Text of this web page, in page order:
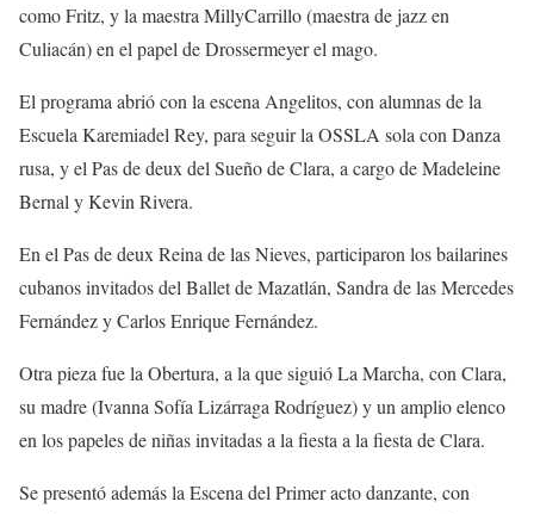
comoFritz, y la maestra MillyCarrillo (maestra de jazz en
Culiacán) en el papel deDrossermeyerel mago.
El programa abrió con la escena Angelitos, con alumnas de la
Escuela Karemiadel Rey, para seguir la OSSLA sola con Danza
rusa, y el Pas dedeux del Sueño de Clara, a cargo deMadeleine
Bernal y Kevin Rivera.
En el Pas dedeux Reina de las Nieves, participaron los bailarines
cubanos invitados del Ballet de Mazatlán, Sandra de las Mercedes
Fernández y Carlos Enrique Fernández.
Otra pieza fue la Obertura, a la que siguióLa Marcha, con Clara,
su madre (Ivanna Sofía Lizárraga Rodríguez) y un amplio elenco
en los papeles de niñas invitadas a la fiesta a la fiesta de Clara.
Se presentó además la Escena del Primer acto danzante, con